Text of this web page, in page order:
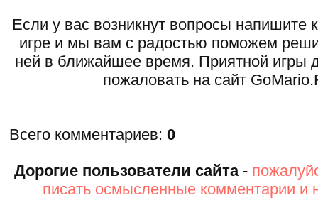
Если у вас возникнут вопросы напишите
игре и мы вам с радостью поможем
ней в ближайшее время. Приятной игры
пожаловать на сайт
Всего комментариев: 0
Дорогие пользователи сайта-
писать осмысленные комментарии и